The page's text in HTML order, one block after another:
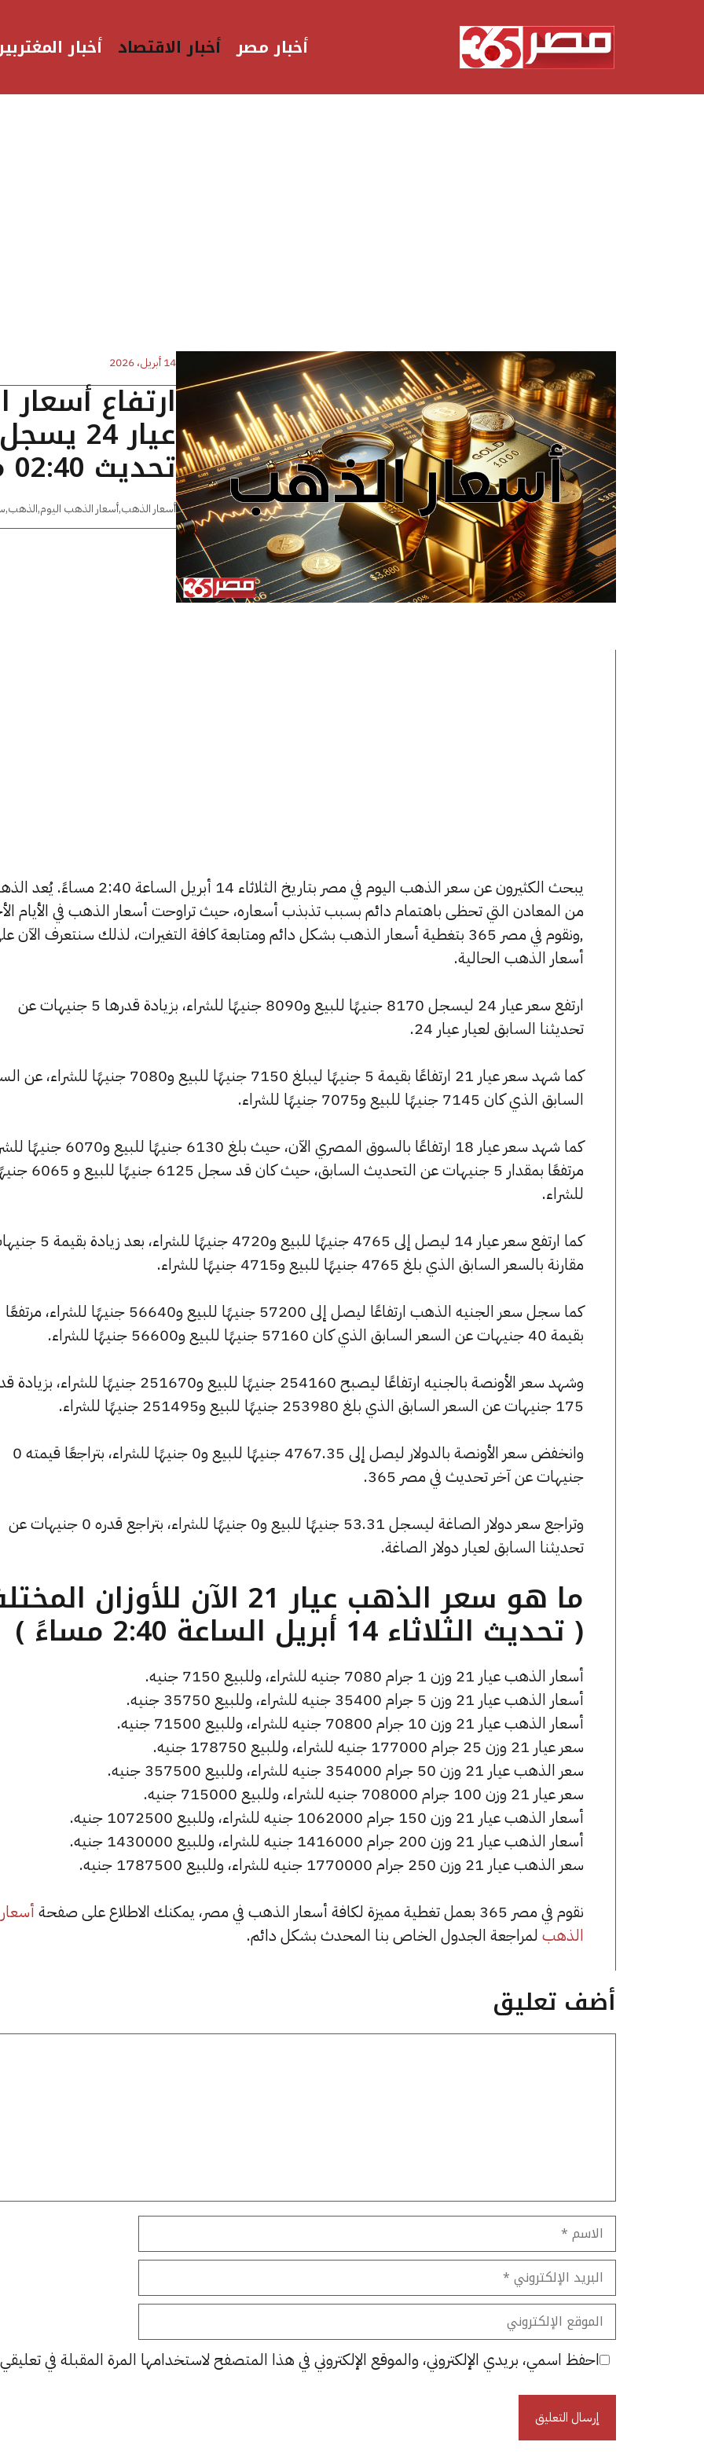
أخبار مصر أخبار الاقتصاد أخبار
14 أبريل، 2026
ارتفاع
تحديث 02:40 مساءًا
أسعار الذهب,أسعار الذهب اليوم,الذهب,
يبحث الكثيرون عن سعر الذهب اليوم في مصر بتاريخ الثلاثاء 14 أبريل الساعة 2:40
من المعادن التي تحظى باهتمام دائم بسبب تذبذب أسعاره، حيث تراوحت أسعار الذهب في الأيام
,ونقوم في مصر 365 بتغطية أسعار الذهب بشكل دائم ومتابعة كافة التغيرات، لذلك سنتعرف الآن
أسعار الذهب الحالية.
ارتفع سعر عيار 24 ليسجل 8170 جنيهًا للبيع و8090 جنيهًا للشراء، بزيادة قدرها 5 جنيهات عن
تحديثنا السابق لعيار عيار 24.
كما شهد سعر عيار 21 ارتفاعًا بقيمة 5 جنيهًا ليبلغ 7150 جنيهًا للبيع و7080 جنيهًا
السابق الذي كان 7145 جنيهًا للبيع و7075 جنيهًا للشراء.
كما شهد سعر عيار 18 ارتفاعًا بالسوق المصري الآن، حيث بلغ 6130 جنيهًا
مرتفعًا بمقدار 5 جنيهات عن التحديث السابق، حيث كان قد سجل
للشراء.
كما ارتفع سعر عيار 14 ليصل إلى 4765 جنيهًا للبيع و4720 جنيهًا
مقارنة بالسعر السابق الذي بلغ 4765 جنيهًا للبيع و4715 جنيهًا للشراء.
كما سجل سعر الجنيه الذهب ارتفاعًا ليصل إلى 57200 جنيهًا للبيع و56640 جنيهًا للشراء، مرتفعًا
بقيمة 40 جنيهات عن السعر السابق الذي كان 57160 جنيهًا للبيع و56600 جنيهًا للشراء.
وشهد سعر الأونصة بالجنيه ارتفاعًا ليصبح 254160 جنيهًا للبيع و251670 جنيهًا
175 جنيهات عن السعر السابق الذي بلغ 253980 جنيهًا للبيع و251495 جنيهًا للشراء.
وانخفض سعر الأونصة بالدولار ليصل إلى 4767.35 جنيهًا للبيع و0 جنيهًا للشراء، بتراجعًا قيمته 0
جنيهات عن آخر تحديث في مصر 365.
وتراجع سعر دولار الصاغة ليسجل 53.31 جنيهًا للبيع و0 جنيهًا للشراء، بتراجع قدره 0 جنيهات عن
تحديثنا السابق لعيار دولار الصاغة.
ما هو سعر الذهب عيار 21 الآن للأوزان
( تحديث الثلاثاء 14 أبريل الساعة 2:40 مساءً )
أسعار الذهب عيار 21 وزن 1 جرام 7080 جنيه للشراء، وللبيع 7150 جنيه.
أسعار الذهب عيار 21 وزن 5 جرام 35400 جنيه للشراء، وللبيع 35750 جنيه.
أسعار الذهب عيار 21 وزن 10 جرام 70800 جنيه للشراء، وللبيع 71500 جنيه.
سعر عيار 21 وزن 25 جرام 177000 جنيه للشراء، وللبيع 178750 جنيه.
سعر الذهب عيار 21 وزن 50 جرام 354000 جنيه للشراء، وللبيع 357500 جنيه.
سعر عيار 21 وزن 100 جرام 708000 جنيه للشراء، وللبيع 715000 جنيه.
أسعار الذهب عيار 21 وزن 150 جرام 1062000 جنيه للشراء، وللبيع 1072500 جنيه.
أسعار الذهب عيار 21 وزن 200 جرام 1416000 جنيه للشراء، وللبيع 1430000 جنيه.
سعر الذهب عيار 21 وزن 250 جرام 1770000 جنيه للشراء، وللبيع 1787500 جنيه.
نقوم في مصر 365 بعمل تغطية مميزة لكافة أسعار الذهب في مصر، يمكنك الاطلاع على صفحة
أسعار
الذهب لمراجعة الجدول الخاص بنا المحدث بشكل دائم.
أضف تعليق
الاسم
البريد
الإلكتروني
الموقع
الإلكتروني
احفظ اسمي، بريدي الإلكتروني، والموقع الإلكتروني في هذا المتصفح لاستخدامها المرة المقبلة في